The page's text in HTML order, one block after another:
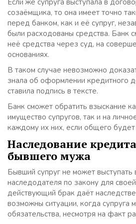
Если же супруга выступала в
созаёмщика, то она имеет точно
перед банком, как и её супруг,
были расходованы средства. Банк
неё средства через суд, на
основаниях.
В таком случае невозможно
знала об оформлении кредитного
ставила подпись в тексте.
Банк сможет обратить взыскание
имущество супругов, так и на
каждому их них, если общего будет
Наследование
бывшего мужа
Бывший супруг не может выступать
наследодателя по закону для
действующий брак даёт
возможны ситуации, когда супруга
обязательства, несмотря на факт